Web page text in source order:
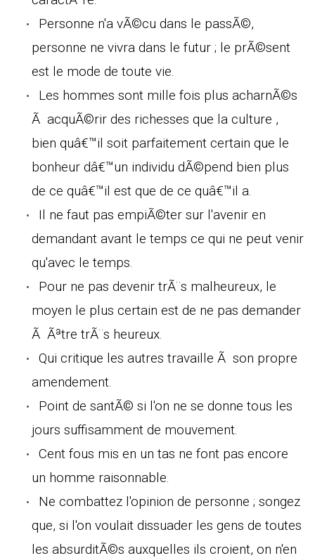
Personne n'a vÃ©cu dans le passÃ©,
personne ne vivra dans le futur ; le prÃ©sent
est le mode de toute vie.
Les hommes sont mille fois plus acharnÃ©s
Ã acquÃ©rir des richesses que la culture ,
bien quâ€™il soit parfaitement certain que le
bonheur dâ€™un individu dÃ©pend bien plus
de ce quâ€™il est que de ce quâ€™il a.
Il ne faut pas empiÃ©ter sur l'avenir en
demandant avant le temps ce qui ne peut venir
qu'avec le temps.
Pour ne pas devenir trÃ¨s malheureux, le
moyen le plus certain est de ne pas demander
Ã Ãªtre trÃ¨s heureux.
Qui critique les autres travaille Ã son propre
amendement.
Point de santÃ© si l'on ne se donne tous les
jours suffisamment de mouvement.
Cent fous mis en un tas ne font pas encore
un homme raisonnable.
Ne combattez l'opinion de personne ; songez
que, si l'on voulait dissuader les gens de toutes
les absurditÃ©s auxquelles ils croient, on n'en